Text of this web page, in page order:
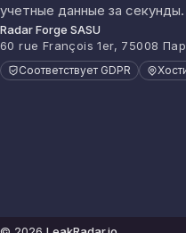
учетные данные за секунды.
Radar Forge SASU
60 rue François 1er, 75008
Соответствует GDPR